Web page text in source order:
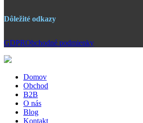
Dôležité odkazy
GDPRObchodné podmienky
Domov
Obchod
B2B
O nás
Blog
Kontakt